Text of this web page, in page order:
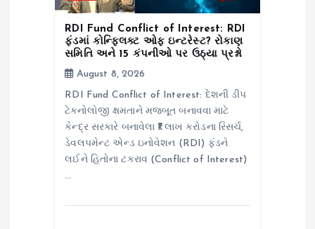
RDI Fund Conflict of Interest: RDI
ફંડમાં કોન્ફ્લિક્ટ ઓફ ઇન્ટરેસ્ટ? રોકાણ
સમિતિ અને 15 કંપનીઓ પર ઉઠ્યા પ્રશ્નો
August 8, 2026
RDI Fund Conflict of Interest: દેશની ડીપ
ટેક્નોલોજી ક્ષમતાને મજબૂત બનાવવા માટે
કેન્દ્ર સરકારે બનાવેલા ₹1 લાખ કરોડના રિસર્ચ,
ડેવલપમેન્ટ એન્ડ ઇનોવેશન (RDI) ફંડને
લઈને હિતોના ટકરાવ (Conflict of Interest)
…